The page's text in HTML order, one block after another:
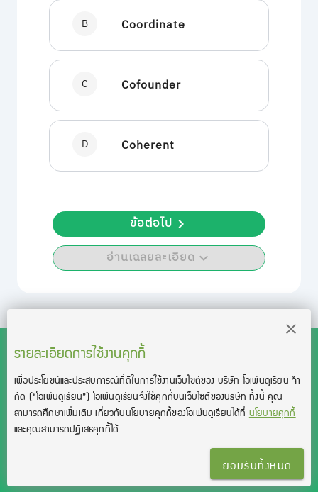
B Coordinate
C Cofounder
D Coherent
อ่านเฉลยละเอียด
ข้อต่อไป
รายละเอียดการใช้งานคุกกี้
เพื่อประโยชน์และประสบการณ์ที่ดีในการใช้งานเว็บไซต์ของ บริษัท โอเพ่นดูเรียน จํา
กัด (“โอเพ่นดูเรียน”)โอเพ่นดูเรียนจึงใช้คุกกี้บนเว็บไซต์ของบริษัท ทั้งนี้ คุณ
สามารถศึกษาเพิ่มเติม เกี่ยวกับนโยบายคุกกี้ของโอเพ่นดูเรียนได้ที่นโยบายคุกกี้
และคุณสามารถปฏิเสธคุกกี้ได้
ยอมรับทั้งหมด
สงวนลิขสิทธิ์โดย บริษัท โอเพ่นดูเรียน จำกัด 2021 ©︎ OpenDurian
Co., Ltd.
TOEIC® and TOEFL® are registered trademarks of Educational Testing
ติดต่อเรา